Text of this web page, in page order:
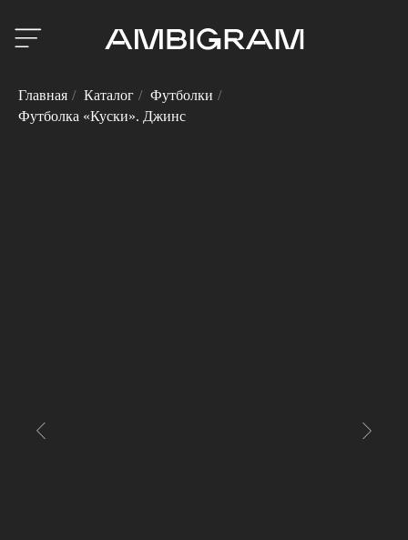
Главная / Каталог / Футболки /
Футболка «Куски». Джинс